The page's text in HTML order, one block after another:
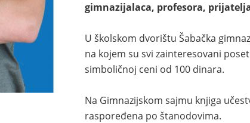
gimnazijalaca, profesora,
U školskom dvorištu Šabačka
na kojem su svi zainteresovani
simboličnoj ceni od 100 dinara.
Na Gimnazijskom sajmu knjiga
raspoređena po štanodovima.